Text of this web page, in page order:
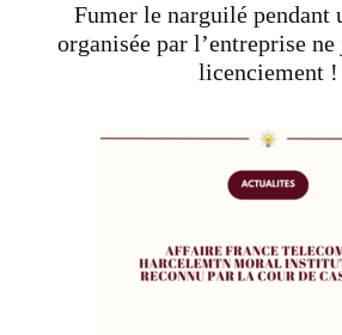
Fumer le narguilé pendant
organisée par l’entreprise
licenciement !